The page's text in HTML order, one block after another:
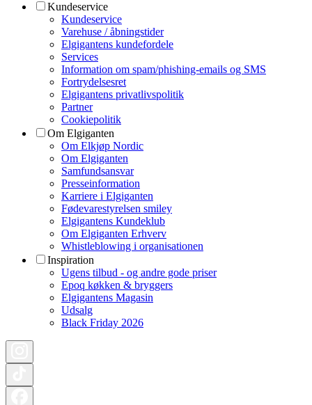
Kundeservice
Kundeservice
Varehuse / åbningstider
Elgigantens kundefordele
Services
Information om spam/phishing-emails og SMS
Fortrydelsesret
Elgigantens privatlivspolitik
Partner
Cookiepolitik
Om Elgiganten
Om Elkjøp Nordic
Om Elgiganten
Samfundsansvar
Presseinformation
Karriere i Elgiganten
Fødevarestyrelsen smiley
Elgigantens Kundeklub
Om Elgiganten Erhverv
Whistleblowing i organisationen
Inspiration
Ugens tilbud - og andre gode priser
Epoq køkken & bryggers
Elgigantens Magasin
Udsalg
Black Friday 2026